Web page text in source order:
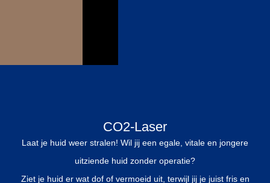
CO2-Laser
Laat je huid weer stralen! Wil jij een egale, vitale en jongere
uitziende huid zonder operatie?
Ziet je huid er wat dof of vermoeid uit, terwijl jij je juist fris en